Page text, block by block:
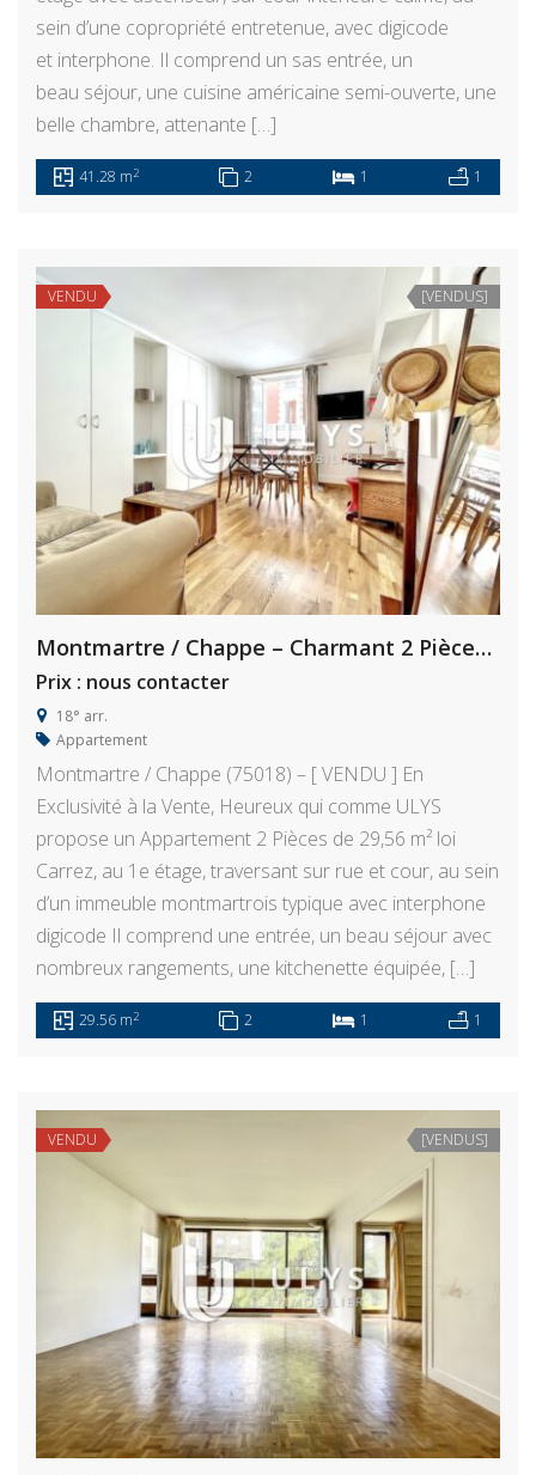
sein d’une copropriété entretenue, avec digicode
et interphone. Il comprend un sas entrée, un
beau séjour, une cuisine américaine semi-ouverte, une
belle chambre, attenante […]
41.28 m2 2 1 1
VENDU [VENDUS]
Montmartre / Chappe – Charmant 2 Pièces de 30 m²
Prix : nous contacter
18° arr.
Appartement
Montmartre / Chappe (75018) – [ VENDU ] En
Exclusivité à la Vente, Heureux qui comme ULYS
propose un Appartement 2 Pièces de 29,56 m² loi
Carrez, au 1e étage, traversant sur rue et cour, au sein
d’un immeuble montmartrois typique avec interphone
digicode Il comprend une entrée, un beau séjour avec
nombreux rangements, une kitchenette équipée, […]
29.56 m2 2 1 1
VENDU [VENDUS]